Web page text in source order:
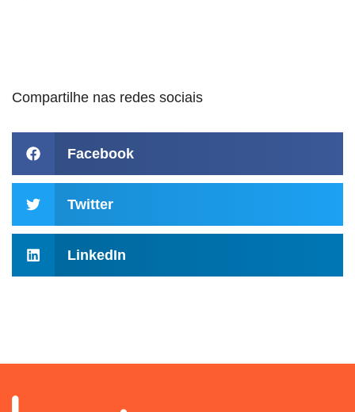
Compartilhe nas redes sociais
Facebook
Twitter
LinkedIn